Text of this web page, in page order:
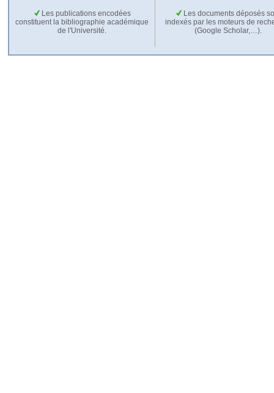
Les publications encodées
constituent la bibliographie académique
de l'Université.
Les documents déposés
indexés par les moteurs de
(Google Scholar,…).